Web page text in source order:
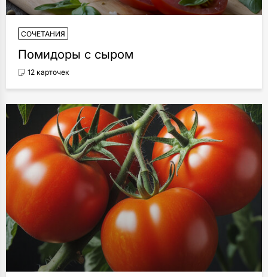
СОЧЕТАНИЯ
Помидоры с сыром
12 карточек